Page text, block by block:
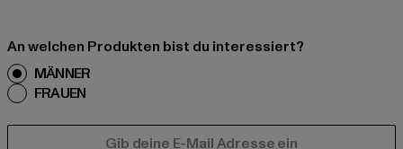
An welchen Produkten bist du interessiert?
MÄNNER
FRAUEN